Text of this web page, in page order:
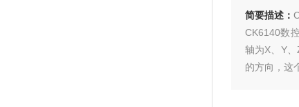
简要描述：
CK6140数
轴为X、Y
的方向，这